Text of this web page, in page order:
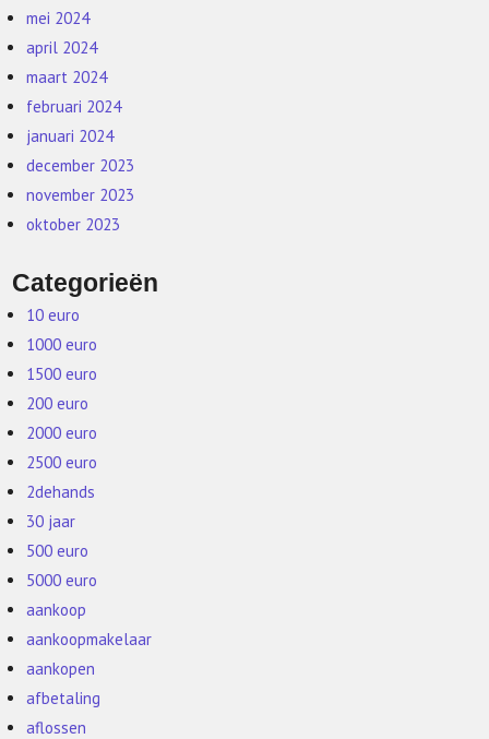
mei 2024
april 2024
maart 2024
februari 2024
januari 2024
december 2023
november 2023
oktober 2023
Categorieën
10 euro
1000 euro
1500 euro
200 euro
2000 euro
2500 euro
2dehands
30 jaar
500 euro
5000 euro
aankoop
aankoopmakelaar
aankopen
afbetaling
aflossen